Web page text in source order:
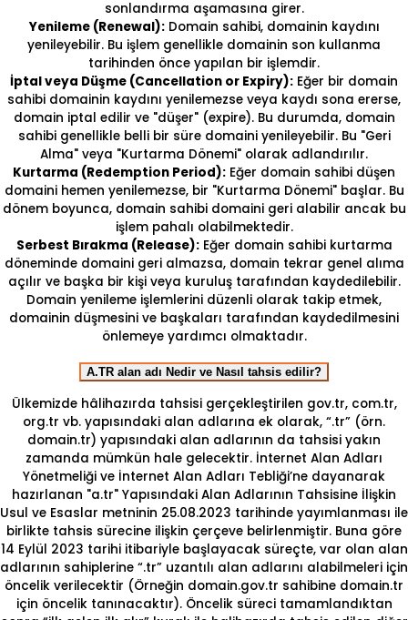
sonlandırma aşamasına girer.
Yenileme (Renewal):Domain sahibi, domainin kaydını
yenileyebilir. Bu işlem genellikle domainin son kullanma
tarihinden önce yapılan bir işlemdir.
İptal veya Düşme (Cancellation or Expiry): Eğer bir domain
sahibi domainin kaydını yenilemezse veya kaydı sona ererse,
domain iptal edilir ve "düşer" (expire). Bu durumda, domain
sahibi genellikle belli bir süre domaini yenileyebilir. Bu "Geri
Alma" veya "Kurtarma Dönemi" olarak adlandırılır.
Kurtarma (Redemption Period): Eğer domain sahibi düşen
domaini hemen yenilemezse, bir "Kurtarma Dönemi" başlar. Bu
dönem boyunca, domain sahibi domaini geri alabilir ancak bu
işlem pahalı olabilmektedir.
Serbest Bırakma (Release):Eğer domain sahibi kurtarma
döneminde domaini geri almazsa, domain tekrar genel alıma
açılır ve başka bir kişi veya kuruluş tarafından kaydedilebilir.
Domain yenileme işlemlerini düzenli olarak takip etmek,
domainin düşmesini ve başkaları tarafından kaydedilmesini
önlemeye yardımcı olmaktadır.
A.TR alan adı Nedir ve Nasıl tahsis edilir?
Ülkemizde hâlihazırda tahsisi gerçekleştirilen gov.tr, com.tr,
org.tr vb. yapısındaki alan adlarına ek olarak, “.tr” (örn.
domain.tr) yapısındaki alan adlarının da tahsisi yakın
zamanda mümkün hale gelecektir. İnternet Alan Adları
Yönetmeliği ve İnternet Alan Adları Tebliği’ne dayanarak
hazırlanan "a.tr" Yapısındaki Alan Adlarının Tahsisine İlişkin
Usul ve Esaslar metninin 25.08.2023 tarihinde yayımlanması ile
birlikte tahsis sürecine ilişkin çerçeve belirlenmiştir. Buna göre
14 Eylül 2023 tarihi itibariyle başlayacak süreçte, var olan alan
adlarının sahiplerine “.tr” uzantılı alan adlarını alabilmeleri için
öncelik verilecektir (Örneğin domain.gov.tr sahibine domain.tr
için öncelik tanınacaktır). Öncelik süreci tamamlandıktan